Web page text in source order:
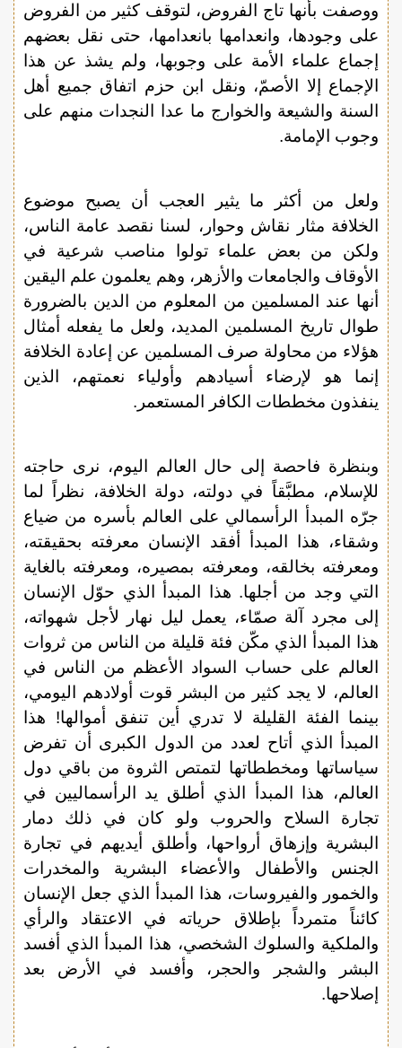
ووصفت بأنها تاج الفروض، لتوقف كثير من الفروض
على وجودها، وانعدامها بانعدامها، حتى نقل بعضهم
إجماع علماء الأمة على وجوبها، ولم يشذ عن هذا
الإجماع إلا الأصمّ، ونقل ابن حزم اتفاق جميع أهل
السنة والشيعة والخوارج ما عدا النجدات منهم على
وجوب الإمامة.
ولعل من أكثر ما يثير العجب أن يصبح موضوع
الخلافة مثار نقاش وحوار، لسنا نقصد عامة الناس،
ولكن من بعض علماء تولوا مناصب شرعية في
الأوقاف والجامعات والأزهر، وهم يعلمون علم اليقين
أنها عند المسلمين من المعلوم من الدين بالضرورة
طوال تاريخ المسلمين المديد، ولعل ما يفعله أمثال
هؤلاء من محاولة صرف المسلمين عن إعادة الخلافة
إنما هو لإرضاء أسيادهم وأولياء نعمتهم، الذين
ينفذون مخططات الكافر المستعمر.
وبنظرة فاحصة إلى حال العالم اليوم، نرى حاجته
للإسلام، مطبَّقاً في دولته، دولة الخلافة، نظراً لما
جرّه المبدأ الرأسمالي على العالم بأسره من ضياع
وشقاء، هذا المبدأ أفقد الإنسان معرفته بحقيقته،
ومعرفته بخالقه، ومعرفته بمصيره، ومعرفته بالغاية
التي وجد من أجلها. هذا المبدأ الذي حوّل الإنسان
إلى مجرد آلة صمّاء، يعمل ليل نهار لأجل شهواته،
هذا المبدأ الذي مكّن فئة قليلة من الناس من ثروات
العالم على حساب السواد الأعظم من الناس في
العالم، لا يجد كثير من البشر قوت أولادهم اليومي،
بينما الفئة القليلة لا تدري أين تنفق أموالها! هذا
المبدأ الذي أتاح لعدد من الدول الكبرى أن تفرض
سياساتها ومخططاتها لتمتص الثروة من باقي دول
العالم، هذا المبدأ الذي أطلق يد الرأسماليين في
تجارة السلاح والحروب ولو كان في ذلك دمار
البشرية وإزهاق أرواحها، وأطلق أيديهم في تجارة
الجنس والأطفال والأعضاء البشرية والمخدرات
والخمور والفيروسات، هذا المبدأ الذي جعل الإنسان
كائناً متمرداً بإطلاق حرياته في الاعتقاد والرأي
والملكية والسلوك الشخصي، هذا المبدأ الذي أفسد
البشر والشجر والحجر، وأفسد في الأرض بعد
إصلاحها.